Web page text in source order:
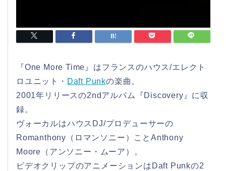
『One More Time』はフランスのハウス/エレクト
ロユニット・ Daft Punkの楽曲。
2001年リリースの2ndアルバム『Discovery』に収
録。
ヴォーカルはハウスDJ/プロデューサーの
Romanthony（ロマンソニー）ことAnthony
Moore（アンソニー・ムーア）。
ビデオクリップのアニメーションはDaft Punkの2